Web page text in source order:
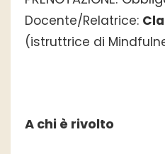
Docente/Relatrice:
(istruttrice di
A chi è rivolto